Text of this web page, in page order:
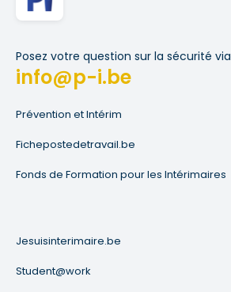
Posez votre question sur la sécurité via
info@p-i.be
Prévention et Intérim
Fichepostedetravail.be
Fonds de Formation pour les Intérimaires
Jesuisinterimaire.be
Student@work